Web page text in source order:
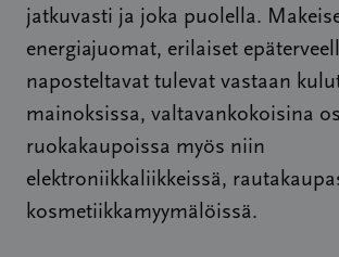
jatkuvasti ja joka puolella.
energiajuomat, erilaiset
naposteltavat tulevat vastaan
mainoksissa, valtavankokoisina
ruokakaupoissa myös niin
elektroniikkaliikkeissä,
kosmetiikkamyymälöissä.